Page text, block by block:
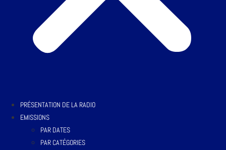
PRÉSENTATION DE LA RADIO
EMISSIONS
PAR DATES
PAR CATÉGORIES